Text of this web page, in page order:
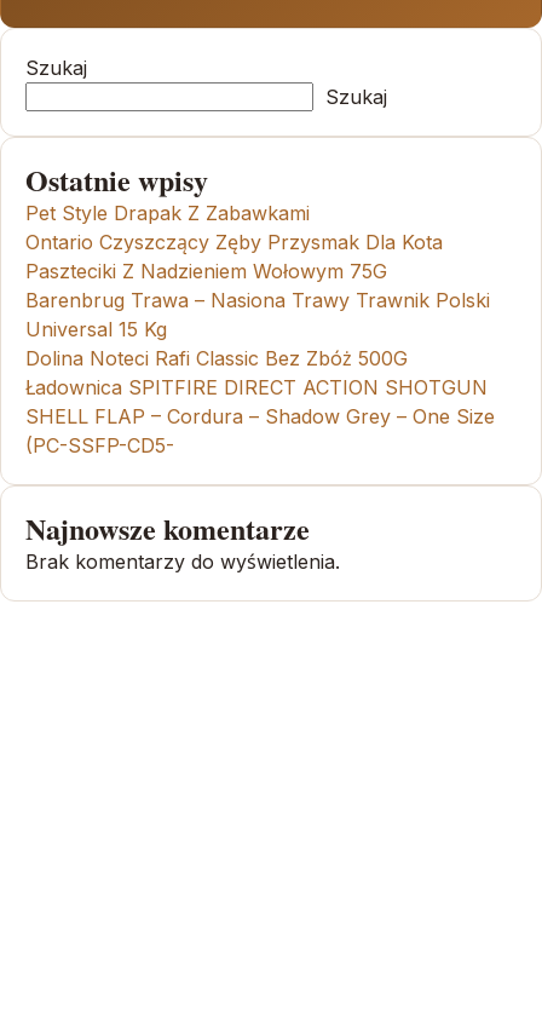
Szukaj
Szukaj
Ostatnie wpisy
Pet Style Drapak Z Zabawkami
Ontario Czyszczący Zęby Przysmak Dla Kota
Paszteciki Z Nadzieniem Wołowym 75G
Barenbrug Trawa – Nasiona Trawy Trawnik Polski
Universal 15 Kg
Dolina Noteci Rafi Classic Bez Zbóż 500G
Ładownica SPITFIRE DIRECT ACTION SHOTGUN
SHELL FLAP – Cordura – Shadow Grey – One Size
(PC-SSFP-CD5-
Najnowsze komentarze
Brak komentarzy do wyświetlenia.